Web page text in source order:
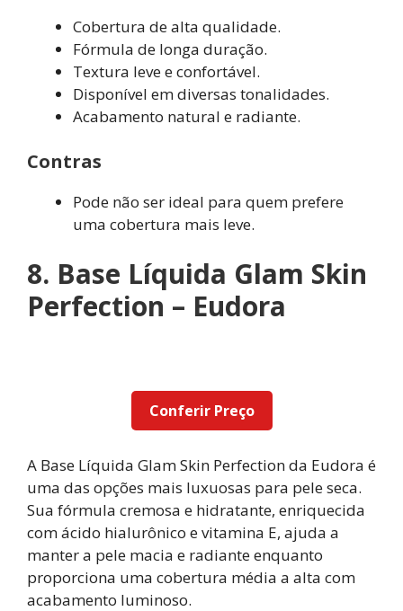
Cobertura de alta qualidade.
Fórmula de longa duração.
Textura leve e confortável.
Disponível em diversas tonalidades.
Acabamento natural e radiante.
Contras
Pode não ser ideal para quem prefere
uma cobertura mais leve.
8. Base Líquida Glam Skin
Perfection – Eudora
Conferir Preço
A Base Líquida Glam Skin Perfection da Eudora é
uma das opções mais luxuosas para pele seca.
Sua fórmula cremosa e hidratante, enriquecida
com ácido hialurônico e vitamina E, ajuda a
manter a pele macia e radiante enquanto
proporciona uma cobertura média a alta com
acabamento luminoso.